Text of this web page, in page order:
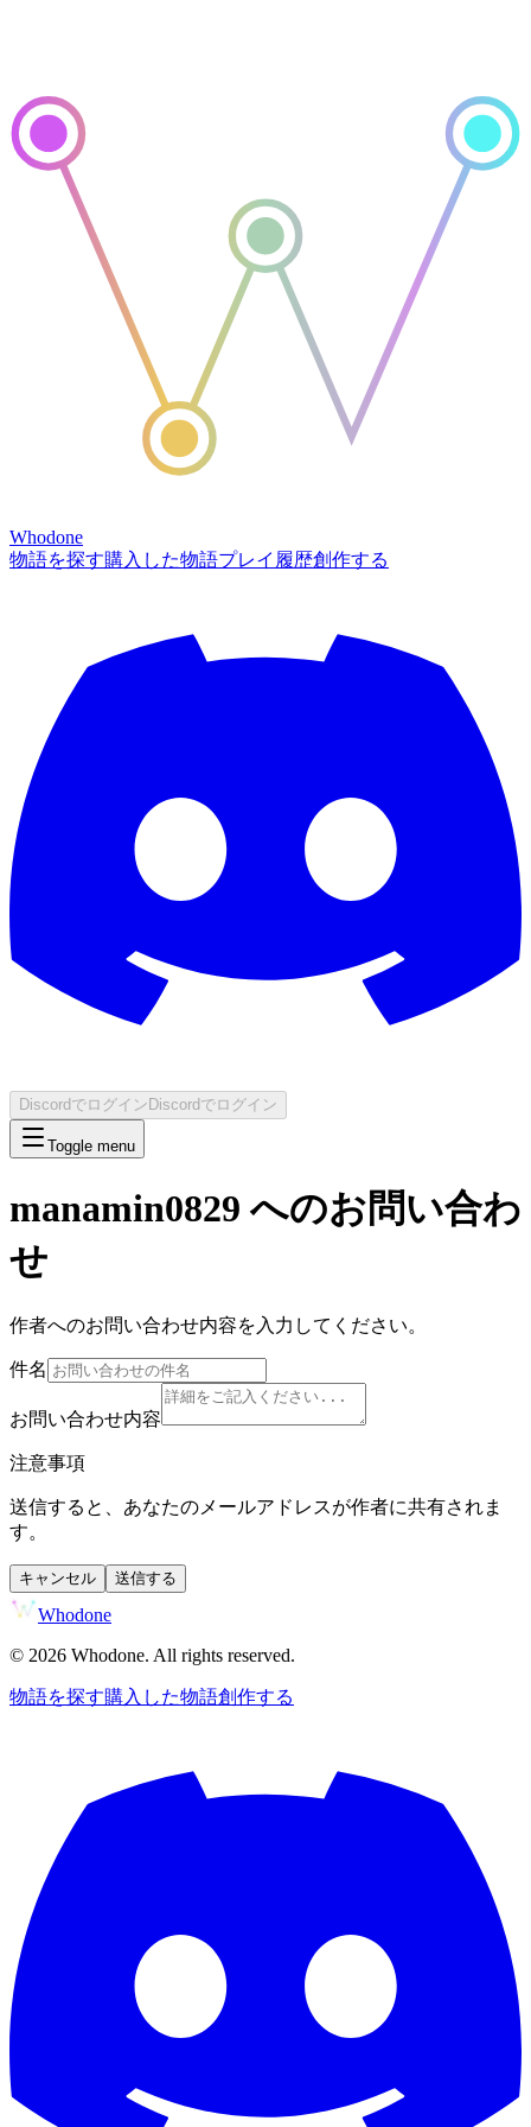
Whodone
物語を探す購入した物語プレイ履歴創作する
Discordでログイン Discordでログイン
Toggle menu
manamin0829 へのお問い合わ
せ
作者へのお問い合わせ内容を入力してください。
件名
お問い合わせ内容
注意事項
送信すると、あなたのメールアドレスが作者に共有されま
す。
キャンセル 送信する
Whodone
© 2026 Whodone. All rights reserved.
物語を探す購入した物語創作する